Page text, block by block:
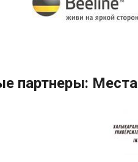
партнеры: